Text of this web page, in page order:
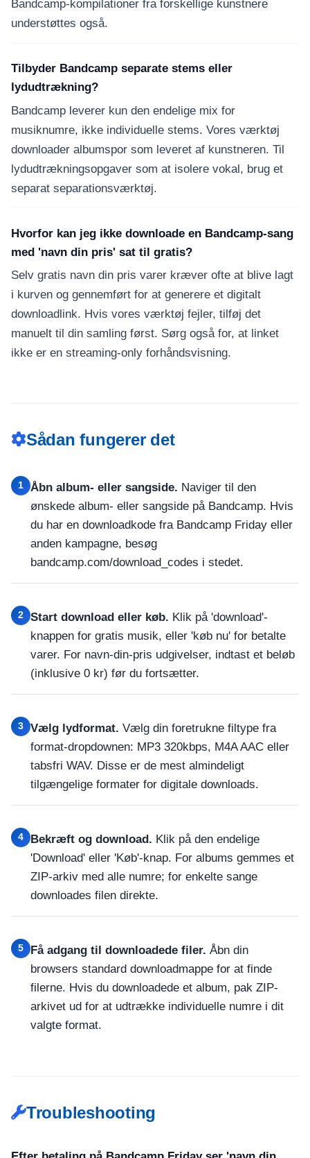
Bandcamp-kompilationer fra forskellige kunstnere
understøttes også.
Tilbyder Bandcamp separate stems eller
lydudtrækning?
Bandcamp leverer kun den endelige mix for
musiknumre, ikke individuelle stems. Vores værktøj
downloader albumspor som leveret af kunstneren. Til
lydudtrækningsopgaver som at isolere vokal, brug et
separat separationsværktøj.
Hvorfor kan jeg ikke downloade en Bandcamp-sang
med 'navn din pris' sat til gratis?
Selv gratis navn din pris varer kræver ofte at blive lagt
i kurven og gennemført for at generere et digitalt
downloadlink. Hvis vores værktøj fejler, tilføj det
manuelt til din samling først. Sørg også for, at linket
ikke er en streaming-only forhåndsvisning.
Sådan fungerer det
1 Åbn album- eller sangside. Naviger til den
ønskede album- eller sangside på Bandcamp. Hvis
du har en downloadkode fra Bandcamp Friday eller
anden kampagne, besøg
bandcamp.com/download_codes i stedet.
2 Start download eller køb. Klik på 'download'-
knappen for gratis musik, eller 'køb nu' for betalte
varer. For navn-din-pris udgivelser, indtast et beløb
(inklusive 0 kr) før du fortsætter.
3 Vælg lydformat. Vælg din foretrukne filtype fra
format-dropdownen: MP3 320kbps, M4A AAC eller
tabsfri WAV. Disse er de mest almindeligt
tilgængelige formater for digitale downloads.
4 Bekræft og download. Klik på den endelige
'Download' eller 'Køb'-knap. For albums gemmes et
ZIP-arkiv med alle numre; for enkelte sange
downloades filen direkte.
5 Få adgang til downloadede filer. Åbn din
browsers standard downloadmappe for at finde
filerne. Hvis du downloadede et album, pak ZIP-
arkivet ud for at udtrække individuelle numre i dit
valgte format.
Troubleshooting